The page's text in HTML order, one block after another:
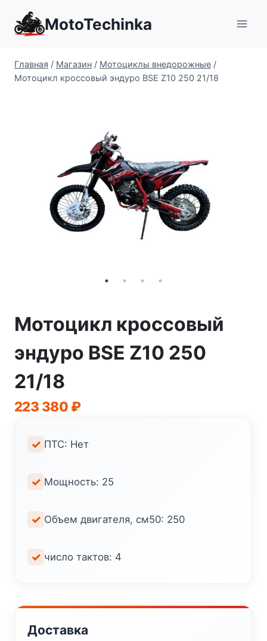
содержимому
MotoTechinka
Главная / Магазин / Мотоциклы внедорожные /
Мотоцикл кроссовый эндуро BSE Z10 250 21/18
Мотоцикл кроссовый
эндуро BSE Z10 250
21/18
223 380 ₽
ПТС: Нет
Мощность: 25
Объем двигателя, см50: 250
число тактов: 4
Доставка